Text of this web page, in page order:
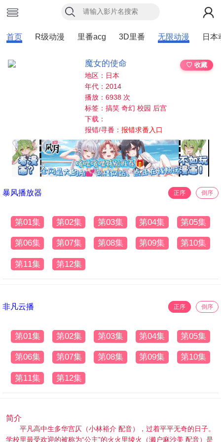
首页 R级动漫 里番acg 3D里番 无限动漫 日本
魔女的使命
♡ 收藏
地区：日本
年代：2014
播放：6938 次
标签：搞笑 奇幻 校园 后宫
下载：
报错/寻番：报错求番入口
暴风播放器 正序 倒序
第01集 第02集 第03集 第04集 第05集
第06集 第07集 第08集 第09集 第10集
第11集 第12集
非凡云播 正序 倒序
第01集 第02集 第03集 第04集 第05集
第06集 第07集 第08集 第09集 第10集
第11集 第12集
简介
平凡高中生多华宫仄（小林裕介 配音），过着平平无奇的日子。
学校里最受欢迎的被称为“公主”的火火里绫火（濑户麻沙美 配音）是